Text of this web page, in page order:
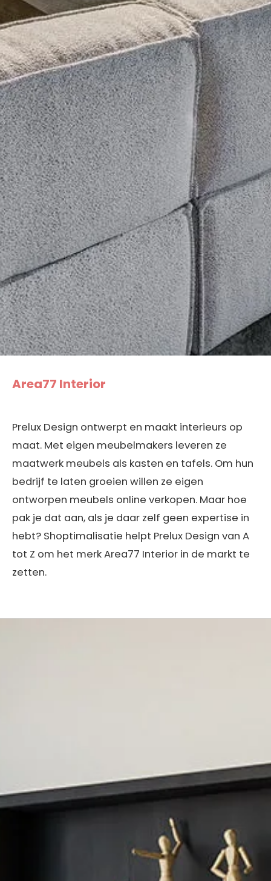
Area77 Interior
Prelux Design ontwerpt en maakt interieurs op
maat. Met eigen meubelmakers leveren ze
maatwerk meubels als kasten en tafels. Om hun
bedrijf te laten groeien willen ze eigen
ontworpen meubels online verkopen. Maar hoe
pak je dat aan, als je daar zelf geen expertise in
hebt? Shoptimalisatie helpt Prelux Design van A
tot Z om het merk Area77 Interior in de markt te
zetten.